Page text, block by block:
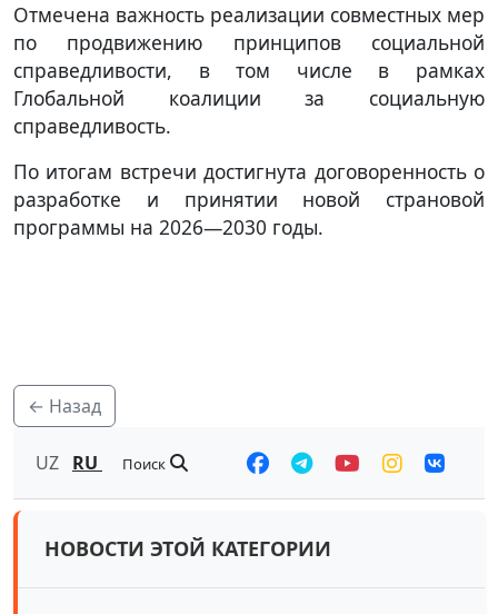
Отмечена важность реализации совместных мер
по продвижению принципов социальной
справедливости, в том числе в рамках
Глобальной коалиции за социальную
справедливость.
По итогам встречи достигнута договоренность о
разработке и принятии новой страновой
программы на 2026—2030 годы.
← Назад
UZ RU Поиск
НОВОСТИ ЭТОЙ КАТЕГОРИИ